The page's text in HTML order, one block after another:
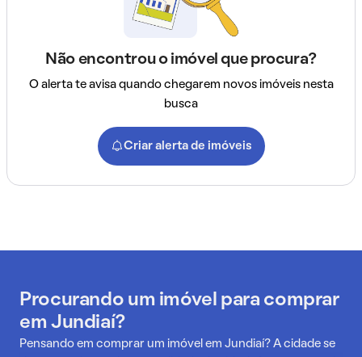
Não encontrou o imóvel que procura?
O alerta te avisa quando chegarem novos imóveis nesta
busca
Criar alerta de imóveis
Procurando um imóvel para comprar
em Jundiaí?
Pensando em comprar um imóvel em Jundiaí? A cidade se